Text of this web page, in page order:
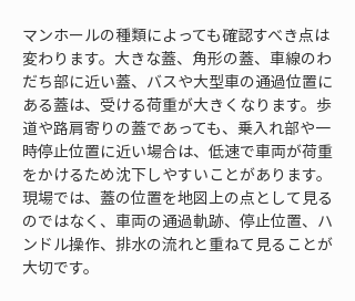
マンホールの種類によっても確認すべき点は
変わります。大きな蓋、角形の蓋、車線のわ
だち部に近い蓋、バスや大型車の通過位置に
ある蓋は、受ける荷重が大きくなります。歩
道や路肩寄りの蓋であっても、乗入れ部や一
時停止位置に近い場合は、低速で車両が荷重
をかけるため沈下しやすいことがあります。
現場では、蓋の位置を地図上の点として見る
のではなく、車両の通過軌跡、停止位置、ハ
ンドル操作、排水の流れと重ねて見ることが
大切です。